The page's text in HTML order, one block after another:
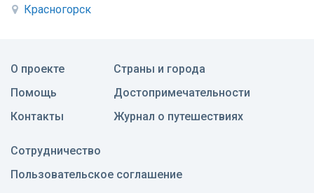
Красногорск
О проекте
Помощь
Контакты
Страны и города
Достопримечательности
Журнал о путешествиях
Сотрудничество
Пользовательское соглашение